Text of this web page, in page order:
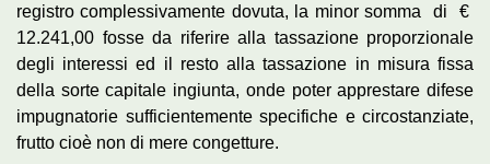
registro complessivamente dovuta, la minor somma di €
12.241,00 fosse da riferire alla tassazione proporzionale
degli interessi ed il resto alla tassazione in misura fissa
della sorte capitale ingiunta, onde poter apprestare difese
impugnatorie sufficientemente specifiche e circostanziate,
frutto cioè non di mere congetture.